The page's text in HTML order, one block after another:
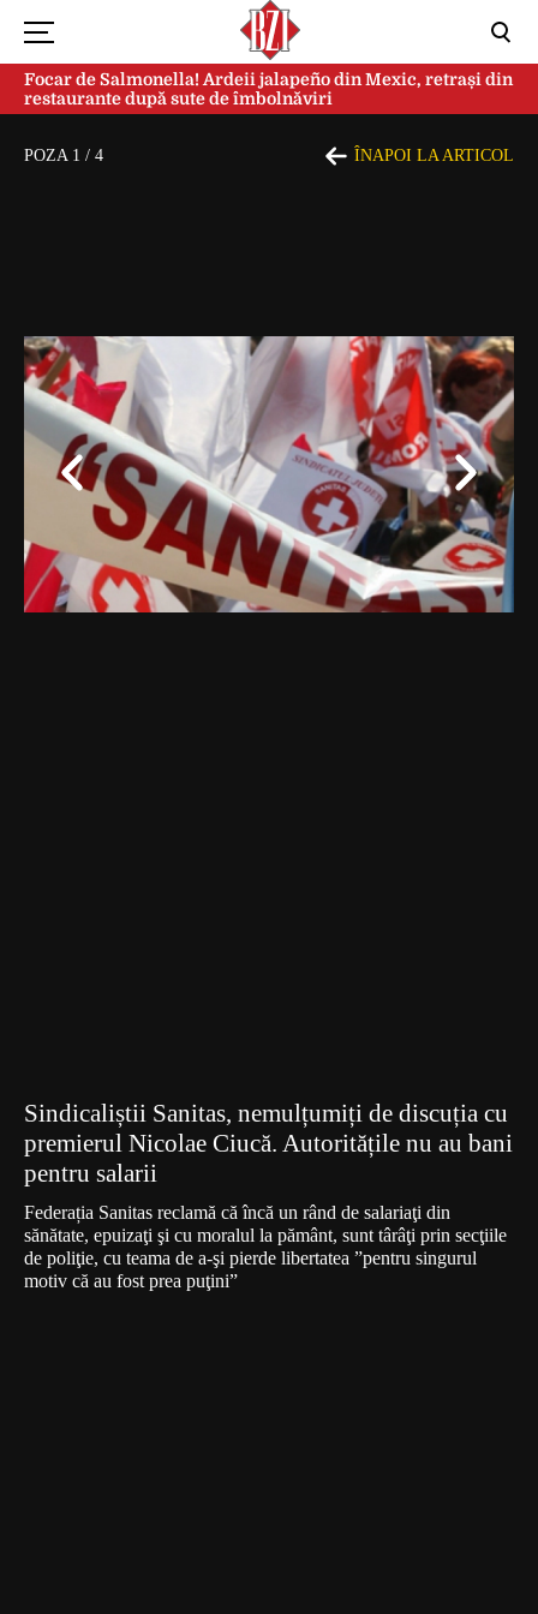
Focar de Salmonella! Ardeii jalapeño din Mexic, retrași din
restaurante după sute de îmbolnăviri
POZA 1 / 4 ÎNAPOI LA ARTICOL
Sindicaliștii Sanitas, nemulțumiți de discuția cu
premierul Nicolae Ciucă. Autoritățile nu au bani
pentru salarii
Federația Sanitas reclamă că încă un rând de salariaţi din
sănătate, epuizaţi şi cu moralul la pământ, sunt târâţi prin secţiile
de poliţie, cu teama de a-şi pierde libertatea ”pentru singurul
motiv că au fost prea puţini”